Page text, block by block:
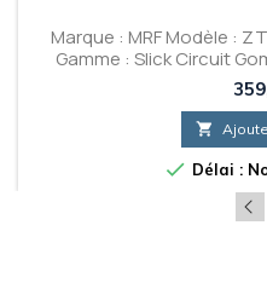
Marque : MRF Modèle :
Gamme : Slick Circuit
Prix

 Délai :